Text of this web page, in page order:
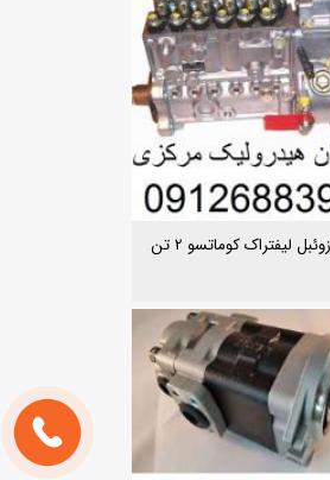
لیفتراک کوماتسو 2 تن